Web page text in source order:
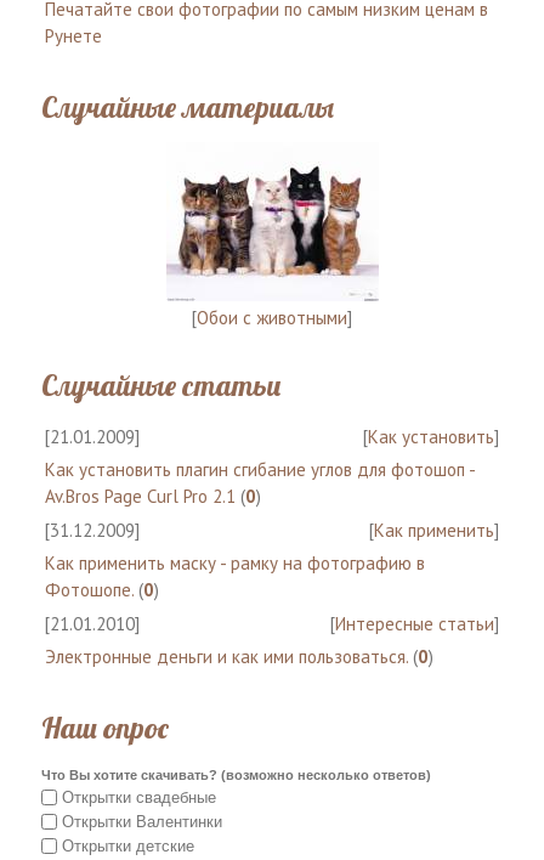
Печатайте свои фотографии по самым низким ценам в
Рунете
Случайные материалы
[Обои с животными]
Случайные статьи
[21.01.2009] [Как установить]
Как установить плагин сгибание углов для фотошоп -
Av.Bros Page Curl Pro 2.1 (0)
[31.12.2009]
[Как применить]
Как применить маску - рамку на фотографию в
Фотошопе. (0)
[21.01.2010]
[Интересные статьи]
Электронные деньги и как ими пользоваться. (0)
Наш опрос
Что Вы хотите скачивать? (возможно несколько ответов)
Открытки свадебные
Открытки Валентинки
Открытки детские